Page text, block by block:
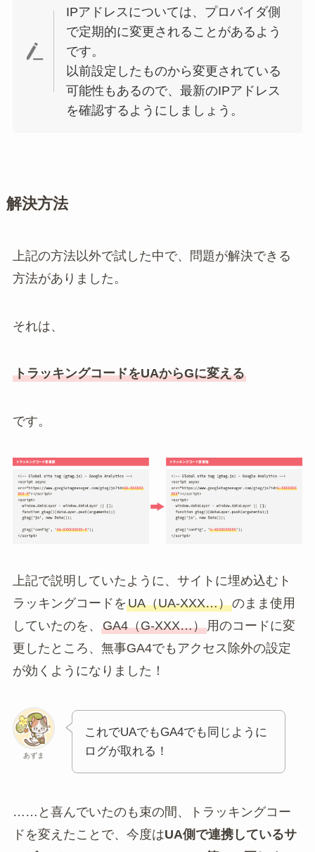
IPアドレスについては、プロバイダ側
で定期的に変更されることがあるよう
です。
以前設定したものから変更されている
可能性もあるので、最新のIPアドレス
を確認するようにしましょう。
解決方法
上記の方法以外で試した中で、問題が解決できる
方法がありました。
それは、
トラッキングコードをUAからGに変える
です。
上記で説明していたように、サイトに埋め込むト
ラッキングコードをUA（UA-XXX…）のまま使用
していたのを、 GA4（G-XXX…）用のコードに変
更したところ、無事GA4でもアクセス除外の設定
が効くようになりました！
あずま
これでUAでもGA4でも同じように
ログが取れる！
……と喜んでいたのも束の間、トラッキングコー
ドを変えたことで、今度はUA側で連携しているサ